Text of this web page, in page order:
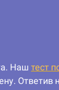
Наш тест
Ответив